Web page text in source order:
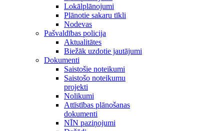
Lokālplānojumi
Plānotie sakaru tīkli
Nodevas
Pašvaldības policija
Aktualitātes
Biežāk uzdotie jautājumi
Dokumenti
Saistošie noteikumi
Saistošo noteikumu
projekti
Nolikumi
Attīstības plānošanas
dokumenti
NĪN paziņojumi